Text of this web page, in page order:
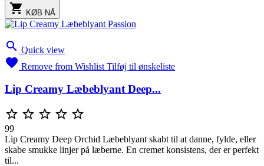
 KØB NÅ
 Quick view
 Remove from Wishlist Tilføj til ønskeliste
Lip Creamy Læbeblyant Deep...
    
99
Lip Creamy Deep Orchid Læbeblyant skabt til at danne, fylde, eller
skabe smukke linjer på læberne. En cremet konsistens, der er perfekt
til...